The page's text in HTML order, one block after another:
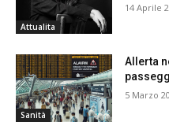
Attualita
14 Aprile
Sanità
Allerta
5 Marzo